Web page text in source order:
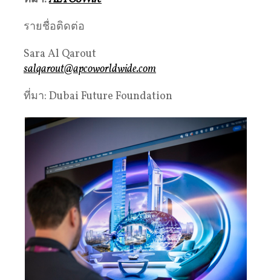
รายชื่อติดต่อ
Sara Al Qarout
salqarout@apcoworldwide.com
ที่มา: Dubai Future Foundation